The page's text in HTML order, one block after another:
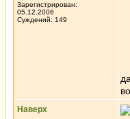
Зарегистрирован:
05.12.2006
Суждений: 149
Наверх